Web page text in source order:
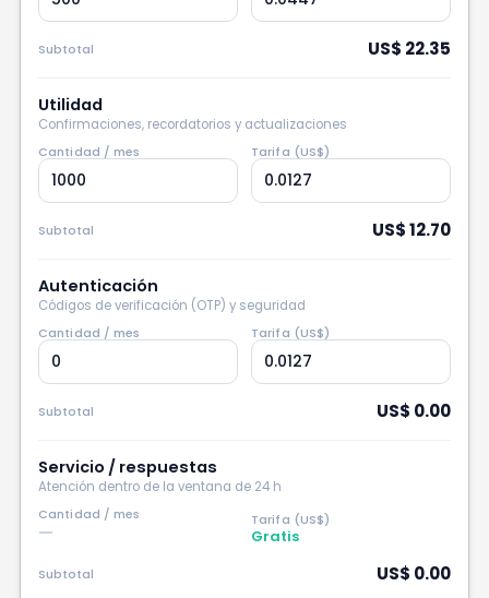
Subtotal US$ 22.35
Utilidad
Confirmaciones, recordatorios y actualizaciones
Cantidad / mes
Tarifa (US$)
Subtotal US$ 12.70
Autenticación
Códigos de verificación (OTP) y seguridad
Cantidad / mes
Tarifa (US$)
Subtotal US$ 0.00
Servicio / respuestas
Atención dentro de la ventana de 24 h
Cantidad / mes
—
Tarifa (US$)
Gratis
Subtotal US$ 0.00